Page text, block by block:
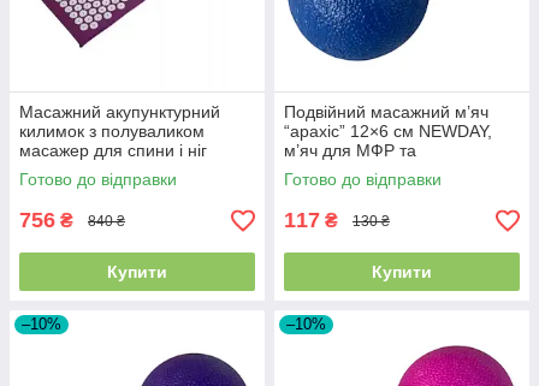
Масажний акупунктурний
килимок з полуваликом
масажер для спини і ніг
Аплікатор Кузнєцова,
Бордовий
Готово до відправки
756 ₴ 840 ₴
Купити
Подвійний масажний м’яч
“арахіс” 12×6 см NEWDAY,
м’яч для МФР та
самомасажу, синій SF-9430
Готово до відправки
117 ₴ 130 ₴
Купити
–10% –10%